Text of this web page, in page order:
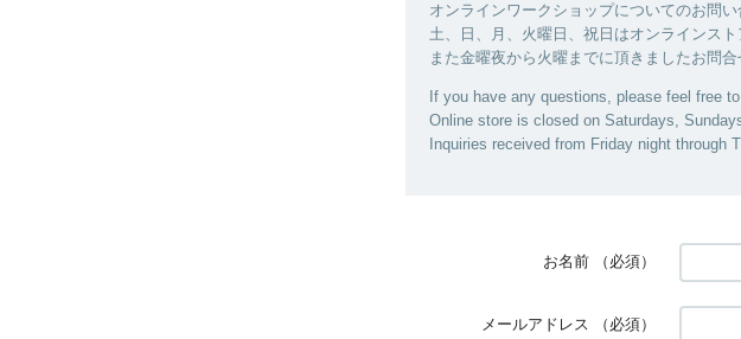
オンラインワークショップについてのお問
土、日、月、火曜日、祝日はオンラインスト
また金曜夜から火曜までに頂きましたお問合
If you have any questions, please feel free
Online store is closed on Saturdays,
Inquiries received from Friday night through
お名前 （必須）
メールアドレス （必須）